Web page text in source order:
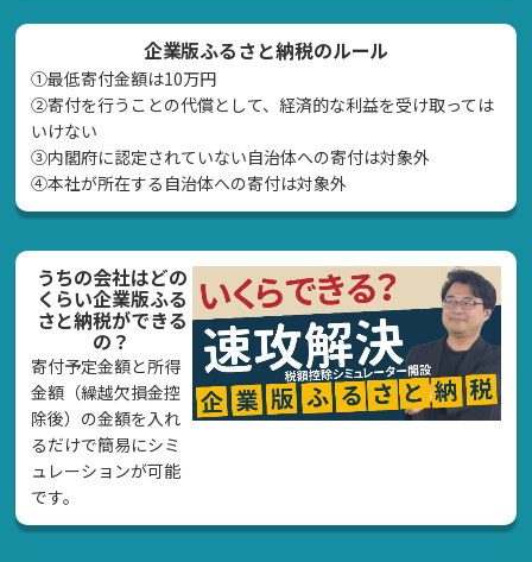
企業版ふるさと納税のルール
①最低寄付金額は10万円
②寄付を行うことの代償として、経済的な利益を受け取っては
いけない
➂内閣府に認定されていない自治体への寄付は対象外
④本社が所在する自治体への寄付は対象外
うちの会社はどの
くらい企業版ふる
さと納税ができる
の？
寄付予定金額と所得
金額（繰越欠損金控
除後）の金額を入れ
るだけで簡易にシミ
ュレーションが可能
です。